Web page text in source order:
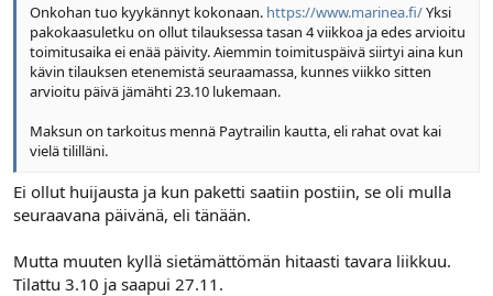
Onkohan tuo kyykännyt kokonaan. https://www.marinea.fi/Yksi
pakokaasuletku on ollut tilauksessa tasan 4 viikkoa ja edes arvioitu
toimitusaika ei enää päivity. Aiemmin toimituspäivä siirtyi aina kun
kävin tilauksen etenemistä seuraamassa, kunnes viikko sitten
arvioitu päivä jämähti 23.10 lukemaan.
Maksun on tarkoitus mennä Paytrailin kautta, eli rahat ovat kai
vielä tililläni.
Ei ollut huijausta ja kun paketti saatiin postiin, se oli mulla
seuraavana päivänä, eli tänään.
Mutta muuten kyllä sietämättömän hitaasti tavara liikkuu.
Tilattu 3.10 ja saapui 27.11.